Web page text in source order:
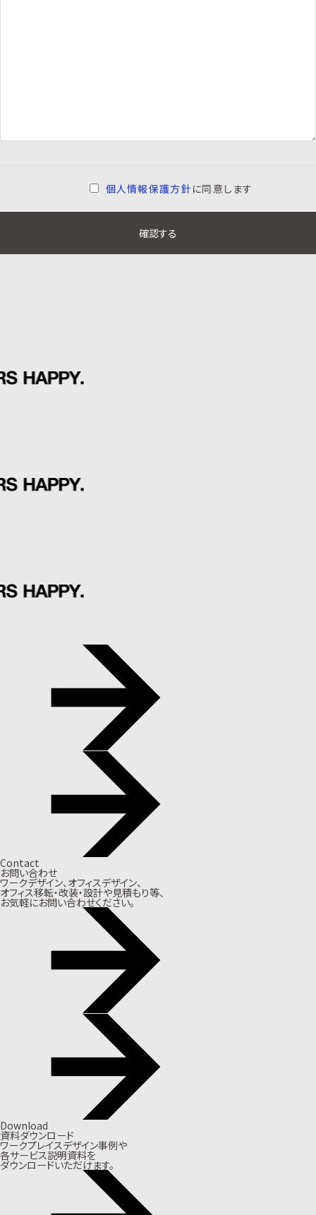
個人情報保護方針 に同意します
Contact
お問い合わせ
ワークデザイン、オフィスデザイン、
オフィス移転・改装・設計や見積もり等、
お気軽にお問い合わせください。
Download
資料ダウンロード
ワークプレイスデザイン事例や
各サービス説明資料を
ダウンロードいただけます。